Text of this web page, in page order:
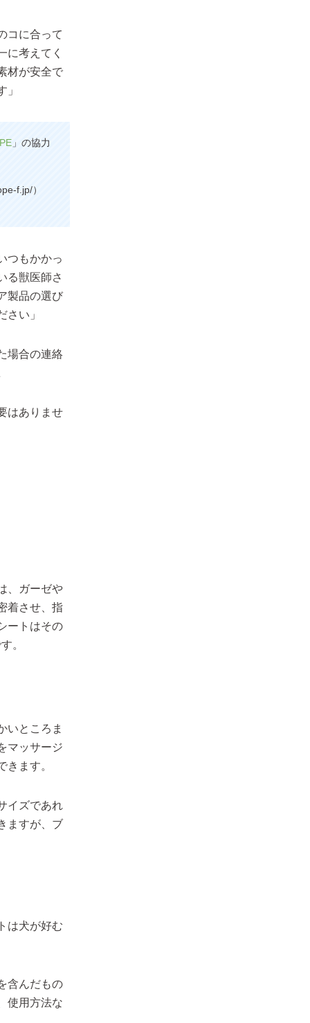
コに合って
に考えてく
材が安全で
」の協力
f.jp/）
つもかかっ
る獣医師さ
製品の選び
い」
場合の連絡
はありませ
、ガーゼや
着させ、指
ートはその
。
いところま
マッサージ
ます。
イズであれ
ますが、ブ
は犬が好む
含んだもの
使用方法な